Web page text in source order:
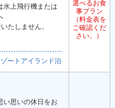
水上飛行機または
たしません。
ゾートアイランド泊
選べるお食
事プラン
（料金表を
ご確認くだ
さい。）
い思いの休日をお